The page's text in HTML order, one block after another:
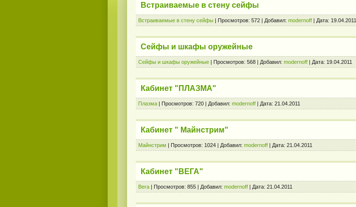
Встраиваемые в стену сейфы
Встраиваемые в стену сейфы | Просмотров: 572 | Добавил: modernoff | Дата: 19.04.2011
Сейфы и шкафы оружейные
Сейфы и шкафы оружейные | Просмотров: 568 | Добавил: modernoff | Дата: 19.04.2011
Кабинет "ПЛАЗМА"
Плазма | Просмотров: 720 | Добавил: modernoff | Дата: 21.04.2011
Кабинет " Майнстрим"
Майнстрим | Просмотров: 1024 | Добавил: modernoff | Дата: 21.04.2011
Кабинет "ВЕГА"
Вега | Просмотров: 855 | Добавил: modernoff | Дата: 21.04.2011